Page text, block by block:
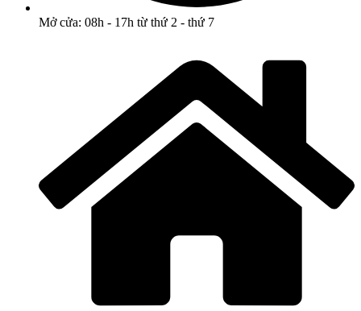
Mở cửa: 08h - 17h từ thứ 2 - thứ 7